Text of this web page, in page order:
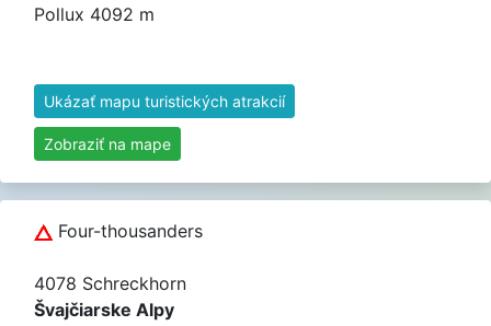
Pollux 4092 m
Ukázať mapu turistických atrakcií
Zobraziť na mape
Four-thousanders
4078 Schreckhorn
Švajčiarske Alpy